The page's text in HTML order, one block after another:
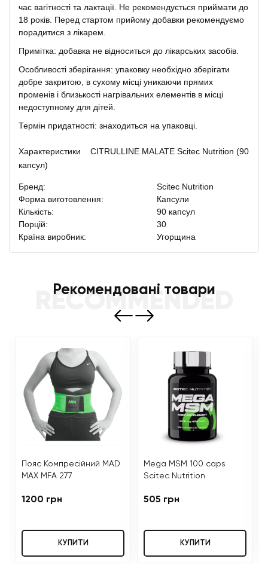
час вагітності та лактації. Не рекомендується приймати до
18 років. Перед стартом прийому добавки рекомендуємо
порадитися з лікарем.
Примітка: добавка не відноситься до лікарських засобів.
Особливості зберігання: упаковку необхідно зберігати
добре закритою, в сухому місці уникаючи прямих
променів і близькості нагрівальних елементів в місці
недоступному для дітей.
Термін придатності: знаходиться на упаковці.
Характеристики CITRULLINE MALATE Scitec Nutrition (90
капсул)
Бренд:
Scitec Nutrition
Форма виготовлення:
Капсули
Кількість:
90 капсул
Порцій:
30
Країна виробник:
Угорщина
RECOMMENDED
Рекомендовані товари
Пояс Компресійний MAD
MAX MFA 277
1200 грн
КУПИТИ
Mega MSM 100 caps
Scitec Nutrition
505 грн
КУПИТИ